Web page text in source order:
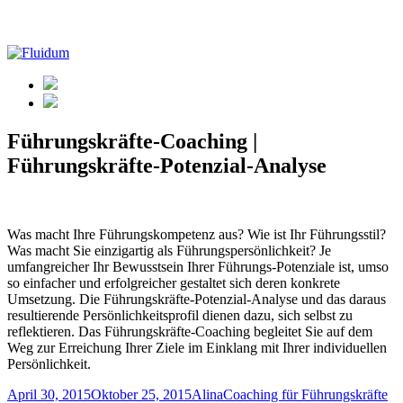
Führungskräfte-Coaching |
Führungskräfte-Potenzial-Analyse
Was macht Ihre Führungskompetenz aus? Wie ist Ihr Führungsstil?
Was macht Sie einzigartig als Führungspersönlichkeit? Je
umfangreicher Ihr Bewusstsein Ihrer Führungs-Potenziale ist, umso
so einfacher und erfolgreicher gestaltet sich deren konkrete
Umsetzung. Die Führungskräfte-Potenzial-Analyse und das daraus
resultierende Persönlichkeitsprofil dienen dazu, sich selbst zu
reflektieren. Das Führungskräfte-Coaching begleitet Sie auf dem
Weg zur Erreichung Ihrer Ziele im Einklang mit Ihrer individuellen
Persönlichkeit.
Veröffentlicht
April 30, 2015Oktober 25, 2015Autor
AlinaKategorien
Coaching für Führungskräfte